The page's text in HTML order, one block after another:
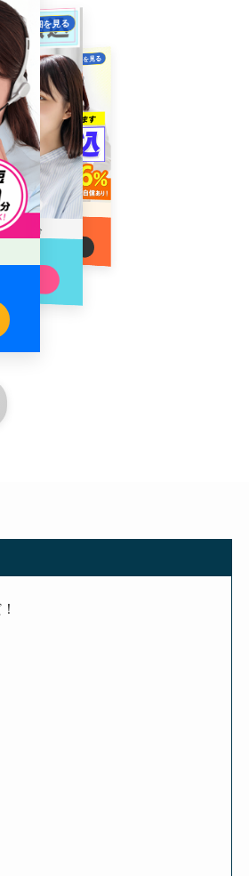
詳細を見る
% / 最短3分
ット
98.7
タイムリー
公式サイトへ